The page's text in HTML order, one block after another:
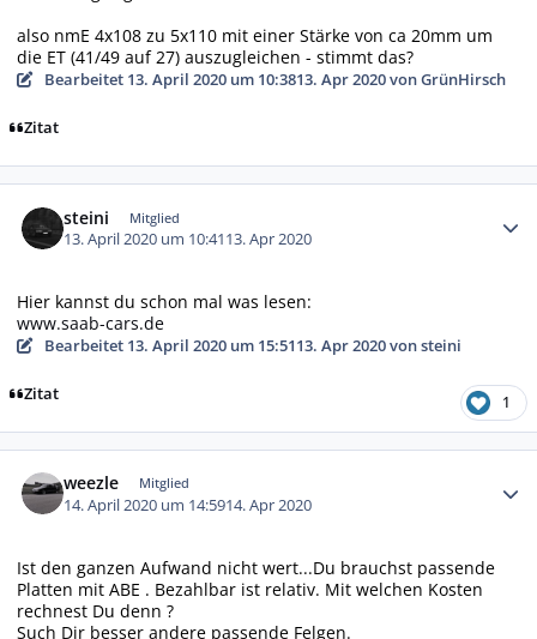
also nmE 4x108 zu 5x110 mit einer Stärke von ca 20mm um
die ET (41/49 auf 27) auszugleichen - stimmt das?
Bearbeitet 13. April 2020 um 10:3813. Apr 2020von GrünHirsch
Zitat
steini Mitglied
13. April 2020 um 10:4113. Apr 2020
Hier kannst du schon mal was lesen:
www.saab-cars.de
Bearbeitet 13. April 2020 um 15:5113. Apr 2020von steini
Zitat 1
weezle Mitglied
14. April 2020 um 14:5914. Apr 2020
Ist den ganzen Aufwand nicht wert...Du brauchst passende
Platten mit ABE . Bezahlbar ist relativ. Mit welchen Kosten
rechnest Du denn ?
Such Dir besser andere passende Felgen.